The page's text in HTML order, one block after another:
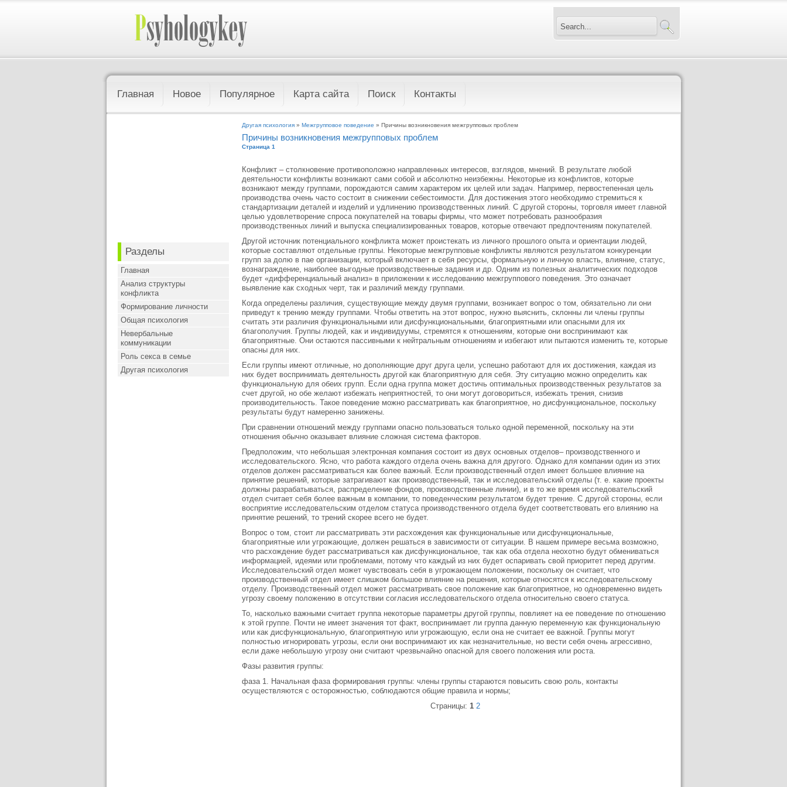
Главная Новое Популярное Карта сайта Поиск Контакты
Разделы
Главная
Анализ структуры
конфликта
Формирование личности
Общая психология
Невербальные
коммуникации
Роль секса в семье
Другая психология
Другая психология » Межгрупповое поведение » Причины возникновения межгрупповых проблем
Причины возникновения межгрупповых проблем
Страница 1
Конфликт – столкновение противоположно направленных интересов, взглядов, мнений. В результате любой
деятельности конфликты возникают сами собой и абсолютно неизбежны. Некоторые из конфликтов, которые
возникают между группами, порождаются самим характером их целей или задач. Например, первостепенная цель
производства очень часто состоит в снижении себестоимости. Для достижения этого необходимо стремиться к
стандартизации деталей и изделий и удлинению производственных линий. С другой стороны, торговля имеет главной
целью удовлетворение спроса покупателей на товары фирмы, что может потребовать разнообразия
производственных линий и выпуска специализированных товаров, которые отвечают предпочтениям покупателей.
Другой источник потенциального конфликта может проистекать из личного прошлого опыта и ориентации людей,
которые составляют отдельные группы. Некоторые межгрупповые конфликты являются результатом конкуренции
групп за долю в пае организации, который включает в себя ресурсы, формальную и личную власть, влияние, статус,
вознаграждение, наиболее выгодные производственные задания и др. Одним из полезных аналитических подходов
будет «дифференциальный анализ» в приложении к исследованию межгруппового поведения. Это означает
выявление как сходных черт, так и различий между группами.
Когда определены различия, существующие между двумя группами, возникает вопрос о том, обязательно ли они
приведут к трению между группами. Чтобы ответить на этот вопрос, нужно выяснить, склонны ли члены группы
считать эти различия функциональными или дисфункциональными, благоприятными или опасными для их
благополучия. Группы людей, как и индивидуумы, стремятся к отношениям, которые они воспринимают как
благоприятные. Они остаются пассивными к нейтральным отношениям и избегают или пытаются изменить те, которые
опасны для них.
Если группы имеют отличные, но дополняющие друг друга цели, успешно работают для их достижения, каждая из
них будет воспринимать деятельность другой как благоприятную для себя. Эту ситуацию можно определить как
функциональную для обеих групп. Если одна группа может достичь оптимальных производственных результатов за
счет другой, но обе желают избежать неприятностей, то они могут договориться, избежать трения, снизив
производительность. Такое поведение можно рассматривать как благоприятное, но дисфункциональное, поскольку
результаты будут намеренно занижены.
При сравнении отношений между группами опасно пользоваться только одной переменной, поскольку на эти
отношения обычно оказывает влияние сложная система факторов.
Предположим, что небольшая электронная компания состоит из двух основных отделов– производственного и
исследовательского. Ясно, что работа каждого отдела очень важна для другого. Однако для компании один из этих
отделов должен рассматриваться как более важный. Если производственный отдел имеет большее влияние на
принятие решений, которые затрагивают как производственный, так и исследовательский отделы (т. е. какие проекты
должны разрабатываться, распределение фондов, производственные линии), и в то же время исследовательский
отдел считает себя более важным в компании, то поведенческим результатом будет трение. С другой стороны, если
восприятие исследовательским отделом статуса производственного отдела будет соответствовать его влиянию на
принятие решений, то трений скорее всего не будет.
Вопрос о том, стоит ли рассматривать эти расхождения как функциональные или дисфункциональные,
благоприятные или угрожающие, должен решаться в зависимости от ситуации. В нашем примере весьма возможно,
что расхождение будет рассматриваться как дисфункциональное, так как оба отдела неохотно будут обмениваться
информацией, идеями или проблемами, потому что каждый из них будет оспаривать свой приоритет перед другим.
Исследовательский отдел может чувствовать себя в угрожающем положении, поскольку он считает, что
производственный отдел имеет слишком большое влияние на решения, которые относятся к исследовательскому
отделу. Производственный отдел может рассматривать свое положение как благоприятное, но одновременно видеть
угрозу своему положению в отсутствии согласия исследовательского отдела относительно своего статуса.
То, насколько важными считает группа некоторые параметры другой группы, повлияет на ее поведение по отношению
к этой группе. Почти не имеет значения тот факт, воспринимает ли группа данную переменную как функциональную
или как дисфункциональную, благоприятную или угрожающую, если она не считает ее важной. Группы могут
полностью игнорировать угрозы, если они воспринимают их как незначительные, но вести себя очень агрессивно,
если даже небольшую угрозу они считают чрезвычайно опасной для своего положения или роста.
Фазы развития группы:
фаза 1. Начальная фаза формирования группы: члены группы стараются повысить свою роль, контакты
осуществляются с осторожностью, соблюдаются общие правила и нормы;
Страницы: 1 2